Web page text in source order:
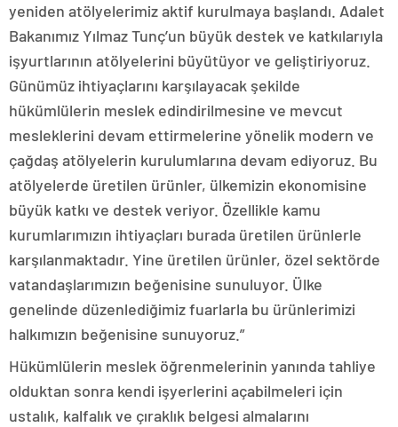
yeniden atölyelerimiz aktif kurulmaya başlandı. Adalet
Bakanımız Yılmaz Tunç’un büyük destek ve katkılarıyla
işyurtlarının atölyelerini büyütüyor ve geliştiriyoruz.
Günümüz ihtiyaçlarını karşılayacak şekilde
hükümlülerin meslek edindirilmesine ve mevcut
mesleklerini devam ettirmelerine yönelik modern ve
çağdaş atölyelerin kurulumlarına devam ediyoruz. Bu
atölyelerde üretilen ürünler, ülkemizin ekonomisine
büyük katkı ve destek veriyor. Özellikle kamu
kurumlarımızın ihtiyaçları burada üretilen ürünlerle
karşılanmaktadır. Yine üretilen ürünler, özel sektörde
vatandaşlarımızın beğenisine sunuluyor. Ülke
genelinde düzenlediğimiz fuarlarla bu ürünlerimizi
halkımızın beğenisine sunuyoruz.”
Hükümlülerin meslek öğrenmelerinin yanında tahliye
olduktan sonra kendi işyerlerini açabilmeleri için
ustalık, kalfalık ve çıraklık belgesi almalarını